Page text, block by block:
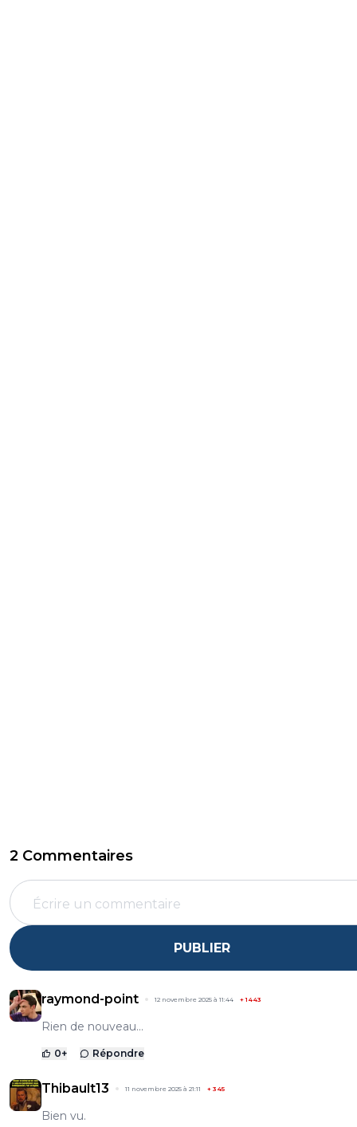
2 Commentaires
PUBLIER
raymond-point 12 novembre 2025 à 11:44 +1443
Rien de nouveau...
0+ Répondre
Thibault13 11 novembre 2025 à 21:11 + 345
Bien vu.